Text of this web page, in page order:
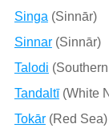
Singa (Sinnār)
Sinnar(Sinnār)
Talodi
Tandaltī(White
Tokār(Red Sea)